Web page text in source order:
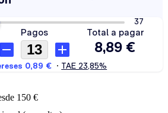
150 €